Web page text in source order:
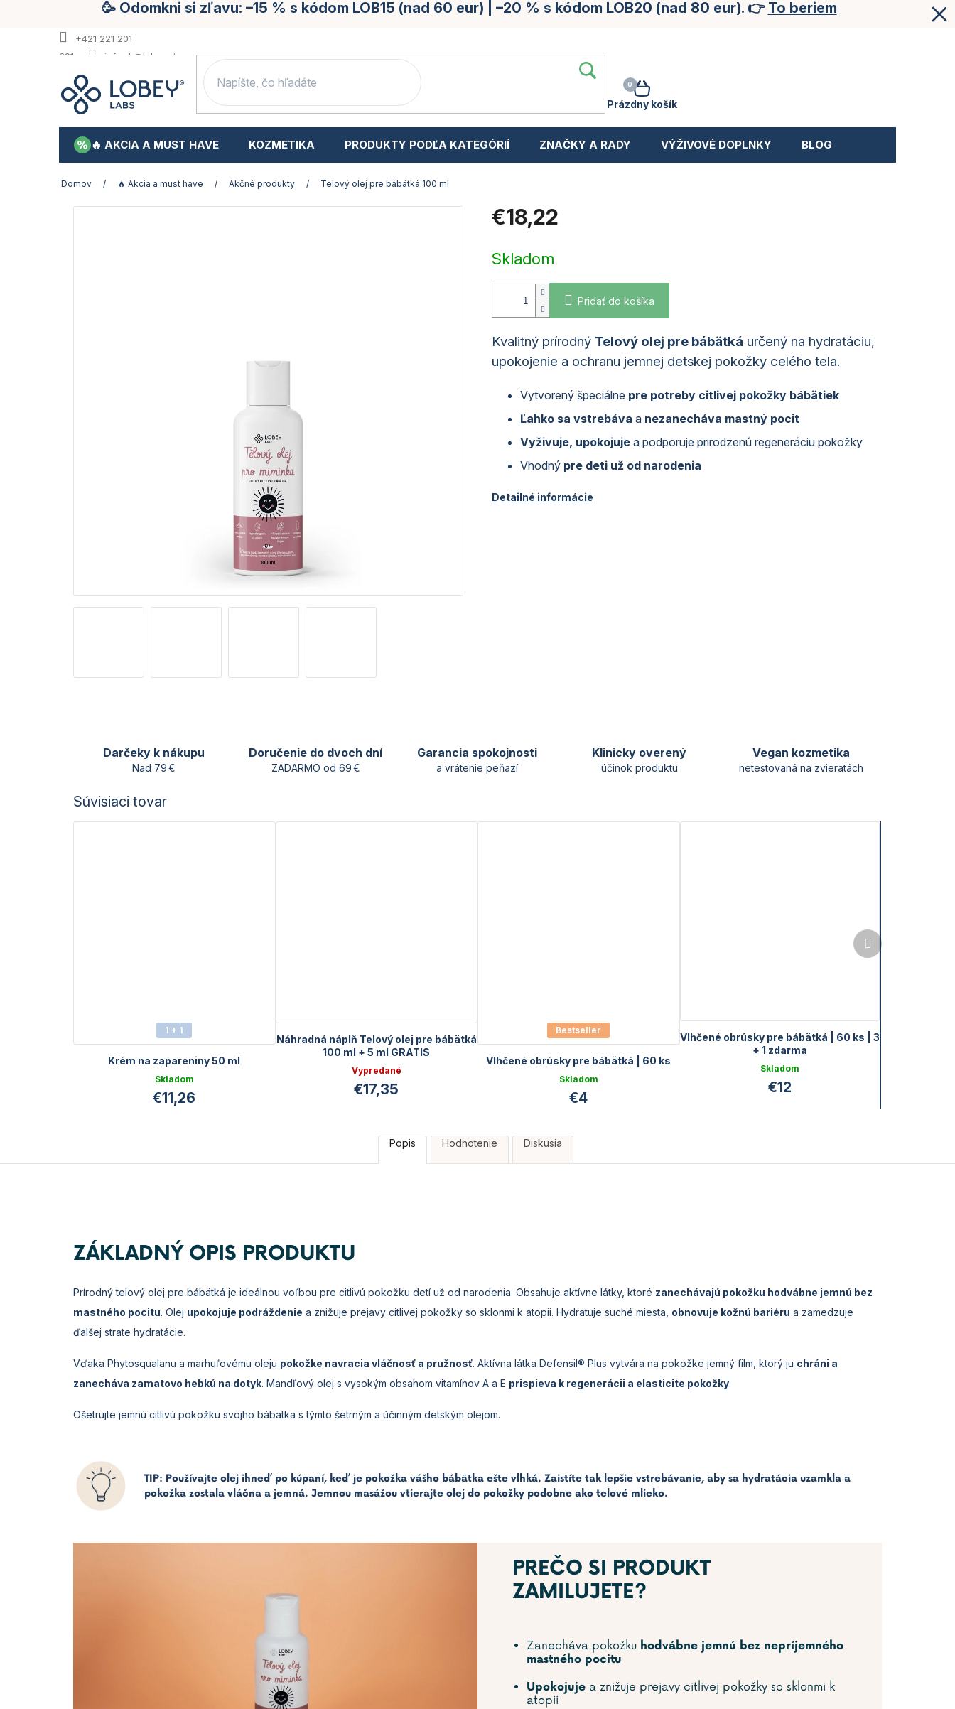
🥳 Odomkni si zľavu: –15 % s kódom LOB15 (nad 60 eur) | –20 % s kódom LOB20 (nad 80 eur). 👉 To beriem
+421 221 201
391
info.sk@lobey.store
NÁKUPNÝ
KOŠÍK
Prázdny košík
🔥 AKCIA A MUST HAVE KOZMETIKA PRODUKTY PODĽA KATEGÓRIÍ ZNAČKY A RADY VÝŽIVOVÉ DOPLNKY BLOG
Domov / 🔥 Akcia a must have / Akčné produkty / Telový olej pre bábätká 100 ml
€18,22
cena:
Skladom
Pridať do košíka
Kvalitný prírodný Telový olej pre bábätká určený na hydratáciu,
upokojenie a ochranu jemnej detskej pokožky celého tela.
Vytvorený špeciálne pre potreby citlivej pokožky bábätiek
Ľahko sa vstrebáva a nezanecháva mastný pocit
Vyživuje, upokojuje a podporuje prirodzenú regeneráciu pokožky
Vhodný pre deti už od narodenia
Detailné informácie
Darčeky k nákupu
Nad 79 €
Doručenie do dvoch dní
ZADARMO od 69 €
Garancia spokojnosti
a vrátenie peňazí
Klinicky overený
účinok produktu
Vegan kozmetika
netestovaná na zvieratách
Súvisiaci tovar
1 + 1
Krém na zapareniny 50 ml
Skladom
€11,26
Náhradná náplň Telový olej pre bábätká
100 ml + 5 ml GRATIS
Vypredané
€17,35
Bestseller
Vlhčené obrúsky pre bábätká | 60 ks
Skladom
€4
Vlhčené obrúsky pre bábätká | 60 ks | 3
+ 1 zdarma
Skladom
€12
Ďalší
produkt
Popis Hodnotenie Diskusia
ZÁKLADNÝ OPIS PRODUKTU
Prírodný telový olej pre bábätká je ideálnou voľbou pre citlivú pokožku detí už od narodenia. Obsahuje aktívne látky, ktoré zanechávajú pokožku hodvábne jemnú bez
mastného pocitu. Olej upokojuje podráždenie a znižuje prejavy citlivej pokožky so sklonmi k atopii. Hydratuje suché miesta, obnovuje kožnú bariéru a zamedzuje
ďalšej strate hydratácie.
Vďaka Phytosqualanu a marhuľovému oleju pokožke navracia vláčnosť a pružnosť. Aktívna látka Defensil® Plus vytvára na pokožke jemný film, ktorý ju chráni a
zanecháva zamatovo hebkú na dotyk. Mandľový olej s vysokým obsahom vitamínov A a E prispieva k regenerácii a elasticite pokožky.
Ošetrujte jemnú citlivú pokožku svojho bábätka s týmto šetrným a účinným detským olejom.
TIP: Používajte olej ihneď po kúpaní, keď je pokožka vášho bábätka ešte vlhká. Zaistíte tak lepšie vstrebávanie, aby sa hydratácia uzamkla a
pokožka zostala vláčna a jemná. Jemnou masážou vtierajte olej do pokožky podobne ako telové mlieko.
PREČO SI PRODUKT
ZAMILUJETE?
Zanecháva pokožku hodvábne jemnú bez nepríjemného
mastného pocitu
Upokojuje a znižuje prejavy citlivej pokožky so sklonmi k
atopii